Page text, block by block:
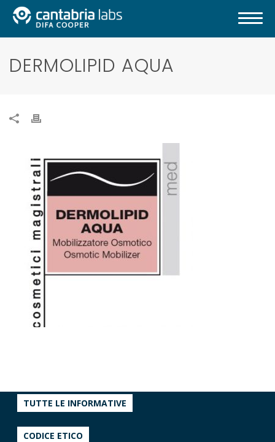
DERMOLIPID AQUA
TUTTE LE INFORMATIVE
CODICE ETICO